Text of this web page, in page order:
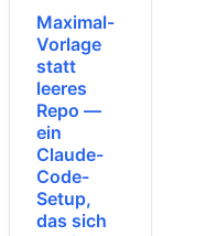
Maximal-
Vorlage
statt
leeres
Repo —
ein
Claude-
Code-
Setup,
das sich